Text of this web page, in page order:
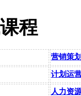
程
营销策
计划运
人力资